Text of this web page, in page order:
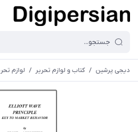
دیجی پرشین / کتاب و لوازم تحریر / لوازم